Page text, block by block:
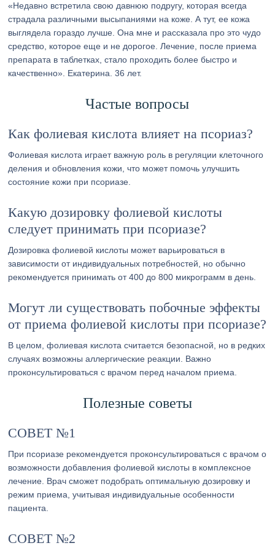
«Недавно встретила свою давнюю подругу, которая всегда
страдала различными высыпаниями на коже. А тут, ее кожа
выглядела гораздо лучше. Она мне и рассказала про это чудо
средство, которое еще и не дорогое. Лечение, после приема
препарата в таблетках, стало проходить более быстро и
качественно». Екатерина. 36 лет.
Частые вопросы
Как фолиевая кислота влияет на псориаз?
Фолиевая кислота играет важную роль в регуляции клеточного
деления и обновления кожи, что может помочь улучшить
состояние кожи при псориазе.
Какую дозировку фолиевой кислоты
следует принимать при псориазе?
Дозировка фолиевой кислоты может варьироваться в
зависимости от индивидуальных потребностей, но обычно
рекомендуется принимать от 400 до 800 микрограмм в день.
Могут ли существовать побочные эффекты
от приема фолиевой кислоты при псориазе?
В целом, фолиевая кислота считается безопасной, но в редких
случаях возможны аллергические реакции. Важно
проконсультироваться с врачом перед началом приема.
Полезные советы
СОВЕТ №1
При псориазе рекомендуется проконсультироваться с врачом о
возможности добавления фолиевой кислоты в комплексное
лечение. Врач сможет подобрать оптимальную дозировку и
режим приема, учитывая индивидуальные особенности
пациента.
СОВЕТ №2